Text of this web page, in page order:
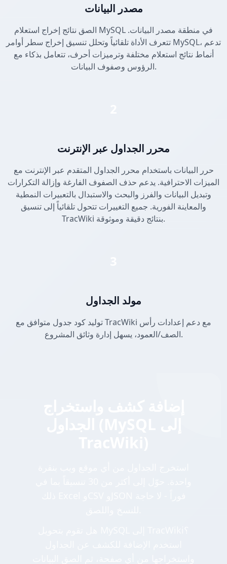
مصدر البيانات
الصق نتائج إخراج استعلام MySQL في منطقة مصدر البيانات.
تتعرف الأداة تلقائياً وتحلل تنسيق إخراج سطر أوامر MySQL، تدعم
أنماط نتائج استعلام مختلفة وترميزات أحرف، تتعامل بذكاء مع
الرؤوس وصفوف البيانات.
محرر الجداول عبر الإنترنت
حرر البيانات باستخدام محرر الجداول المتقدم عبر الإنترنت مع
الميزات الاحترافية. يدعم حذف الصفوف الفارغة وإزالة التكرارات
وتبديل البيانات والفرز والبحث والاستبدال بالتعبيرات النمطية
والمعاينة الفورية. جميع التغييرات تتحول تلقائياً إلى تنسيق
TracWiki بنتائج دقيقة وموثوقة.
مولد الجداول
توليد كود جدول متوافق مع TracWiki مع دعم إعدادات رأس
الصف/العمود، يسهل إدارة وثائق المشروع.